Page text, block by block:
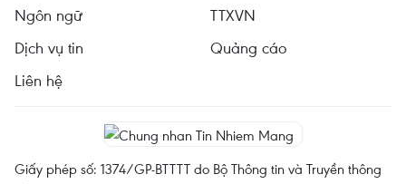
Ngôn ngữ
TTXVN
Dịch vụ tin
Quảng cáo
Liên hệ
Giấy phép số: 1374/GP-BTTTT do Bộ Thông tin và Truyền thông